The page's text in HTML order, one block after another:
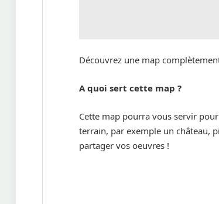
Découvrez une map
A quoi sert cette map ?
Cette map pourra vous servir
terrain, par exemple un château,
partager vos oeuvres !